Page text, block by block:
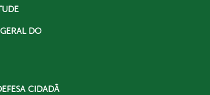
DO
CIDADÃ